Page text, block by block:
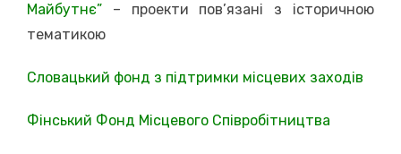
Майбутнє” – проекти пов’язані з історичною
тематикою
Cловацький фонд з підтримки місцевих заходів
Фінський Фонд Місцевого Співробітництва